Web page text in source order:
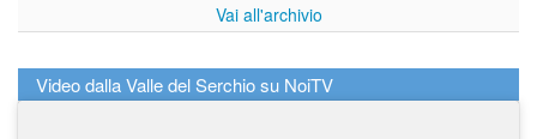
Vai all'archivio
Video dalla Valle del Serchio su NoiTV